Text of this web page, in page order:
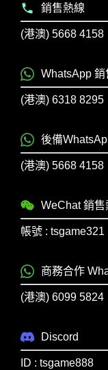
銷售熱線
(港澳) 5668 4158
WhatsApp 銷
(港澳) 6318 8295
後備
(港澳) 5668 4158
WeChat 銷售
帳號 : tsgame321
商務合作
(港澳) 6099 5824
Discord
ID : tsgame888